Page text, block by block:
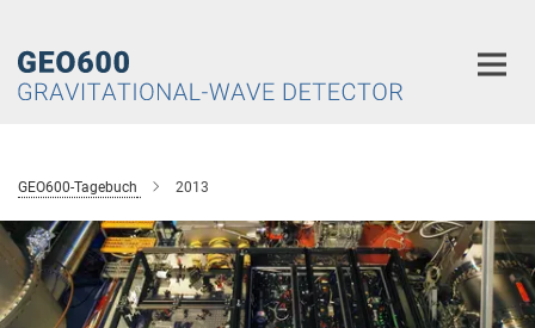
GEO600-Tagebuch 2013